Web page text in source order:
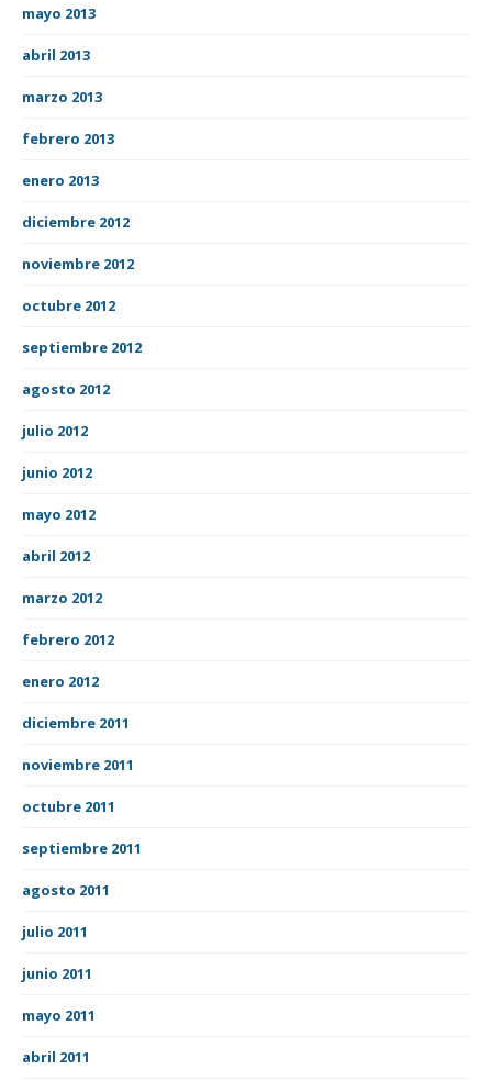
mayo 2013
abril 2013
marzo 2013
febrero 2013
enero 2013
diciembre 2012
noviembre 2012
octubre 2012
septiembre 2012
agosto 2012
julio 2012
junio 2012
mayo 2012
abril 2012
marzo 2012
febrero 2012
enero 2012
diciembre 2011
noviembre 2011
octubre 2011
septiembre 2011
agosto 2011
julio 2011
junio 2011
mayo 2011
abril 2011